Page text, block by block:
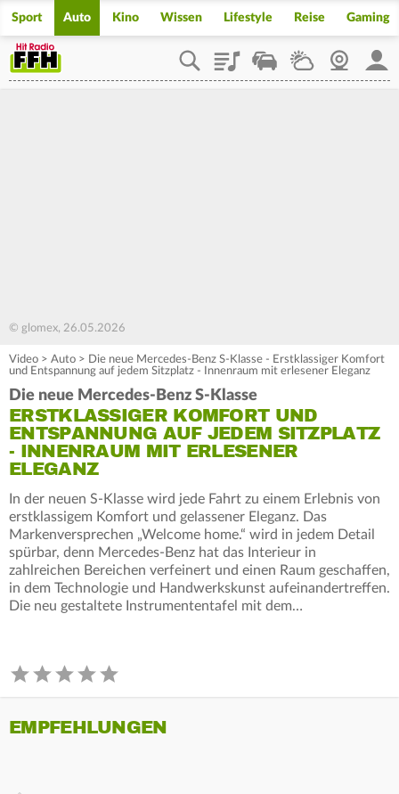
Sport Auto Kino Wissen Lifestyle Reise Gaming
PlaylistStaupilotWetterWebcam
© glomex, 26.05.2026
Video > Auto > Die neue Mercedes-Benz S-Klasse - Erstklassiger Komfort
und Entspannung auf jedem Sitzplatz - Innenraum mit erlesener Eleganz
Die neue Mercedes-Benz S-Klasse
ERSTKLASSIGER KOMFORT UND
ENTSPANNUNG AUF JEDEM SITZPLATZ
- INNENRAUM MIT ERLESENER
ELEGANZ
In der neuen S-Klasse wird jede Fahrt zu einem Erlebnis von
erstklassigem Komfort und gelassener Eleganz. Das
Markenversprechen „Welcome home.“ wird in jedem Detail
spürbar, denn Mercedes-Benz hat das Interieur in
zahlreichen Bereichen verfeinert und einen Raum geschaffen,
in dem Technologie und Handwerkskunst aufeinandertreffen.
Die neu gestaltete Instrumententafel mit dem…
EMPFEHLUNGEN